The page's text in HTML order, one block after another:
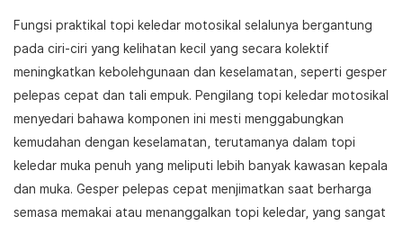
Fungsi praktikal topi keledar motosikal selalunya bergantung
pada ciri-ciri yang kelihatan kecil yang secara kolektif
meningkatkan kebolehgunaan dan keselamatan, seperti gesper
pelepas cepat dan tali empuk. Pengilang topi keledar motosikal
menyedari bahawa komponen ini mesti menggabungkan
kemudahan dengan keselamatan, terutamanya dalam topi
keledar muka penuh yang meliputi lebih banyak kawasan kepala
dan muka. Gesper pelepas cepat menjimatkan saat berharga
semasa memakai atau menanggalkan topi keledar, yang sangat